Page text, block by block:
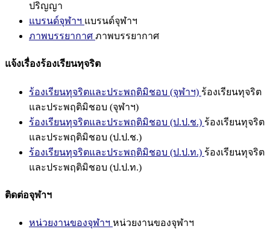
ปริญญา
แบรนด์จุฬาฯ แบรนด์จุฬาฯ
ภาพบรรยากาศ ภาพบรรยากาศ
แจ้งเรื่องร้องเรียนทุจริต
ร้องเรียนทุจริตและประพฤติมิชอบ (จุฬาฯ) ร้องเรียนทุจริต
และประพฤติมิชอบ (จุฬาฯ)
ร้องเรียนทุจริตและประพฤติมิชอบ (ป.ป.ช.) ร้องเรียนทุจริต
และประพฤติมิชอบ (ป.ป.ช.)
ร้องเรียนทุจริตและประพฤติมิชอบ (ป.ป.ท.) ร้องเรียนทุจริต
และประพฤติมิชอบ (ป.ป.ท.)
ติดต่อจุฬาฯ
หน่วยงานของจุฬาฯ หน่วยงานของจุฬาฯ